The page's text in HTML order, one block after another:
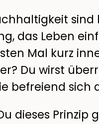
sind
das Leben
Mal kurz
Du wirst
befreiend sich
dieses Prinzip